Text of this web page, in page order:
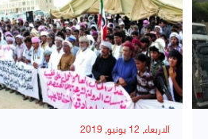
الاربعاء, 12 يونيو, 2019